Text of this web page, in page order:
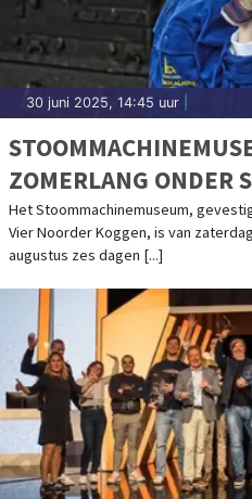
30 juni 2025, 14:45 uur
ZOMERLANG ONDER
Het Stoommachinemuseum,
Vier Noorder Koggen, is van
augustus zes dagen [...]